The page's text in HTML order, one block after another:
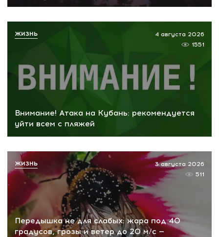
Внимание! Атака на Кубань: рекомендуется
уйти всем с пляжей
4 августа 2026
1551
ЖИЗНЬ
Передышка не для слабых: жара под 40
градусов, грозы и ветер до 20 м/с —
3 августа 2026
511
ЖИЗНЬ